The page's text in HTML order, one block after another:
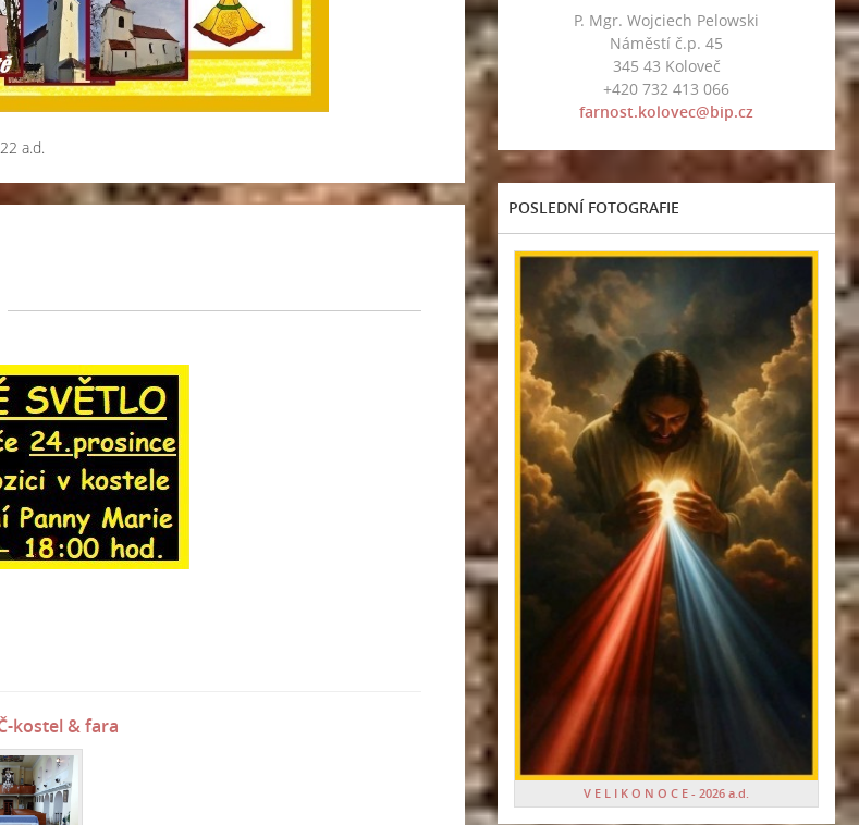
a.d.
kostel & fara
P. Mgr. Wojciech Pelowski
Náměstí č.p. 45
345 43 Koloveč
+420 732 413 066
farnost.kolovec@bip.cz
POSLEDNÍ FOTOGRAFIE
V E L I K O N O C E - 2026 a.d.